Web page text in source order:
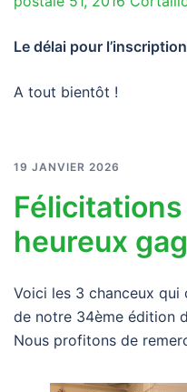
Le délai pour
A tout bientôt !
19 JANVIER 2026
heureux
Voici les 3 chanceux
de notre 34ème édition
Nous profitons de